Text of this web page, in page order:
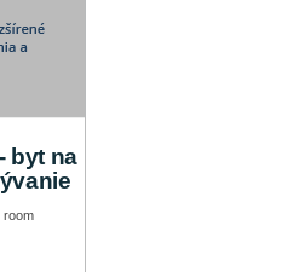
byt na
room